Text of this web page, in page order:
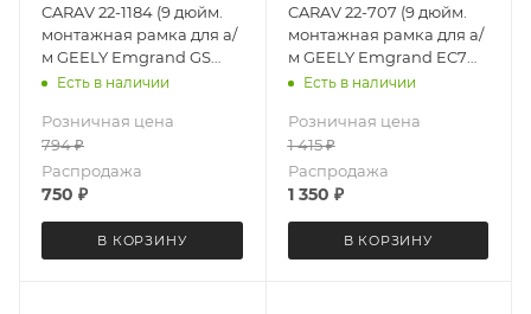
CARAV 22-1184 (9 дюйм.
монтажная рамка для а/
м GEELY Emgrand GS
2016+; GL 2016-2020
Есть в наличии
Розничная цена
794₽
Распродажа
750 ₽
В КОРЗИНУ
CARAV 22-707 (9 дюйм.
монтажная рамка для а/
м GEELY Emgrand EC7
2014-16, Emgrand 7 2016+
Есть в наличии
Розничная цена
1 415₽
Распродажа
1 350 ₽
В КОРЗИНУ